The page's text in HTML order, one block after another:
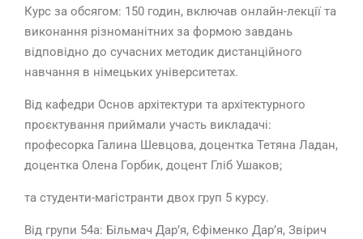
Курс за обсягом: 150 годин, включав онлайн-лекції та
виконання різноманітних за формою завдань
відповідно до сучасних методик дистанційного
навчання в німецьких університетах.
Від кафедри Основ архітектури та архітектурного
проєктування приймали участь викладачі:
професорка Галина Шевцова, доцентка Тетяна Ладан,
доцентка Олена Горбик, доцент Гліб Ушаков;
та студенти-магістранти двох груп 5 курсу.
Від групи 54а: Більмач Дар’я, Єфіменко Дар’я, Звірич